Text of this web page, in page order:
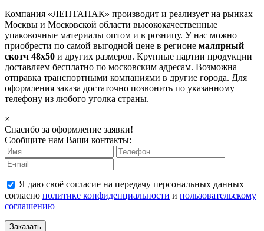
Компания «ЛЕНТАПАК» производит и реализует на рынках
Москвы и Московской области высококачественные
упаковочные материалы оптом и в розницу. У нас можно
приобрести по самой выгодной цене в регионе малярный
скотч 48х50 и других размеров. Крупные партии продукции
доставляем бесплатно по московским адресам. Возможна
отправка транспортными компаниями в другие города. Для
оформления заказа достаточно позвонить по указанному
телефону из любого уголка страны.
×
Спасибо за оформление заявки!
Сообщите нам Ваши контакты:
Я даю своё согласие на передачу персональных данных
согласно политике конфиденциальности и пользовательскому
соглашению
Заказать